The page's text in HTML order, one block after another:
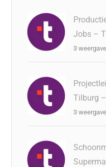
Jobs –
3
Tilburg
3